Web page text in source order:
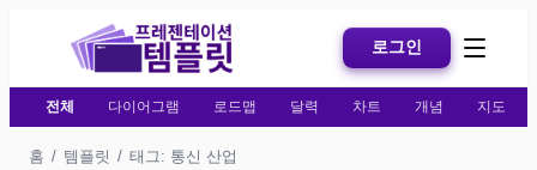
로그인
전체 다이어그램 로드맵 달력 차트 개념 지도
홈 / 템플릿 / 태그: 통신 산업